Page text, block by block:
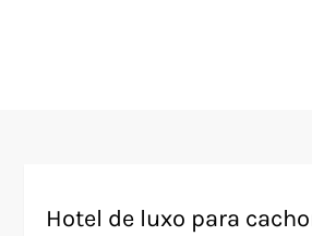
Hotel de luxo para